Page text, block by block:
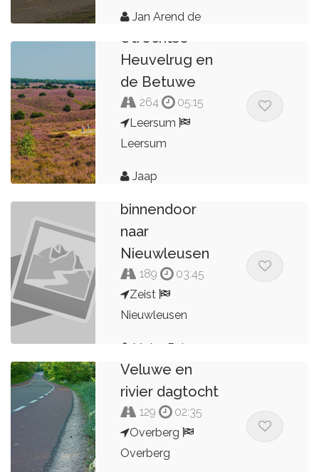
Jan Arend de
Utrechtse
Heuvelrug en
de Betuwe
264
05:15
Leersum
Leersum
Jaap
Veluwe
binnendoor
naar
Nieuwleusen
189
03:45
Zeist
Nieuwleusen
Motor Babes
Veluwe en
rivier dagtocht
129
02:35
Overberg
Overberg